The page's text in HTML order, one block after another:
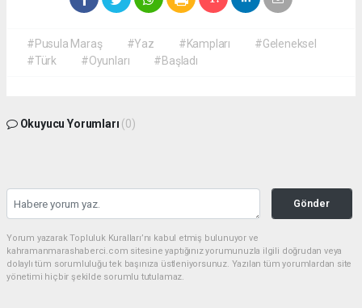
#Pusula Maraş #Yaz #Kampları
#Geleneksel
#Türk
#Oyunları #Başladı
Okuyucu Yorumları (0)
Gönder
Yorum yazarak Topluluk Kuralları’nı kabul etmiş bulunuyor ve
kahramanmarashaberci.com sitesine yaptığınız yorumunuzla ilgili doğrudan veya
dolaylı tüm sorumluluğu tek başınıza üstleniyorsunuz. Yazılan tüm yorumlardan site
yönetimi hiçbir şekilde sorumlu tutulamaz.